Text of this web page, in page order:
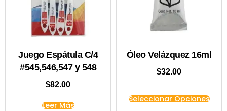
Juego Espátula C/4
#545,546,547 y 548
$82.00
Leer Más
Óleo Velázquez 16ml
$32.00
Seleccionar Opciones